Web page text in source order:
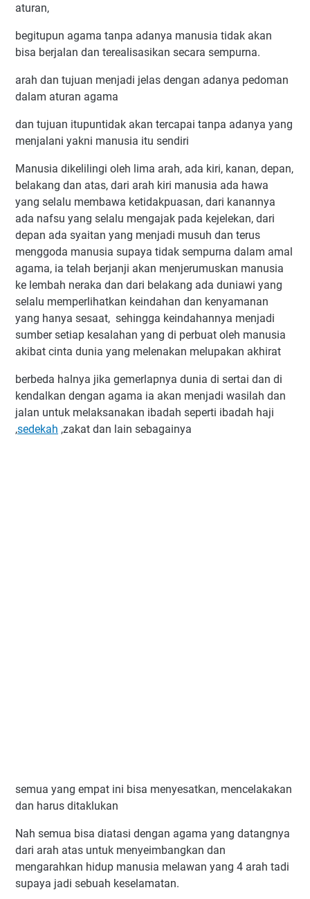
aturan,
begitupun agama tanpa adanya manusia tidak akan
bisa berjalan dan terealisasikan secara sempurna.
arah dan tujuan menjadi jelas dengan adanya pedoman
dalam aturan agama
dan tujuan itupuntidak akan tercapai tanpa adanya yang
menjalani yakni manusia itu sendiri
Manusia dikelilingi oleh lima arah, ada kiri, kanan, depan,
belakang dan atas, dari arah kiri manusia ada hawa
yang selalu membawa ketidakpuasan, dari kanannya
ada nafsu yang selalu mengajak pada kejelekan, dari
depan ada syaitan yang menjadi musuh dan terus
menggoda manusia supaya tidak sempurna dalam amal
agama, ia telah berjanji akan menjerumuskan manusia
ke lembah neraka dan dari belakang ada duniawi yang
selalu memperlihatkan keindahan dan kenyamanan
yang hanya sesaat, sehingga keindahannya menjadi
sumber setiap kesalahan yang di perbuat oleh manusia
akibat cinta dunia yang melenakan melupakan akhirat
berbeda halnya jika gemerlapnya dunia di sertai dan di
kendalkan dengan agama ia akan menjadi wasilah dan
jalan untuk melaksanakan ibadah seperti ibadah haji
,sedekah ,zakat dan lain sebagainya
semua yang empat ini bisa menyesatkan, mencelakakan
dan harus ditaklukan
Nah semua bisa diatasi dengan agama yang datangnya
dari arah atas untuk menyeimbangkan dan
mengarahkan hidup manusia melawan yang 4 arah tadi
supaya jadi sebuah keselamatan.